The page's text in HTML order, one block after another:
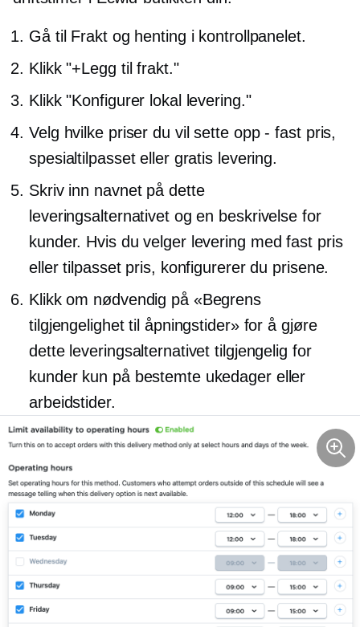
Gå til Frakt og henting i kontrollpanelet.
Klikk "+Legg til frakt."
Klikk "Konfigurer lokal levering."
Velg hvilke priser du vil sette opp- fast pris,
spesialtilpasset eller gratis levering.
Skriv inn navnet på dette
leveringsalternativet og en beskrivelse for
kunder. Hvis du velger levering med fast pris
eller tilpasset pris, konfigurerer du prisene.
Klikk om nødvendig på «Begrens
tilgjengelighet til åpningstider» for å gjøre
dette leveringsalternativet tilgjengelig for
kunder kun på bestemte ukedager eller
arbeidstider.